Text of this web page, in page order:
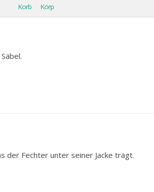
Korb Körp
der Fechter unter seiner Jacke trägt.